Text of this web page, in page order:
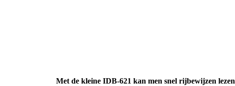
Met de kleine IDB-621 kan men snel rijbewijzen lezen